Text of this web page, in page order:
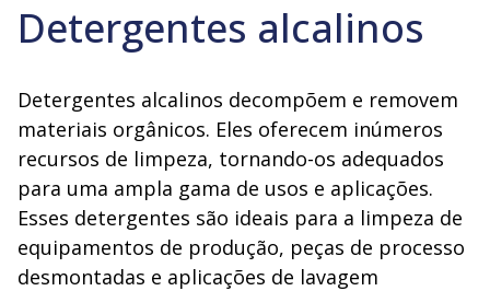
Detergentes alcalinos
Detergentes alcalinos decompõem e removem
materiais orgânicos. Eles oferecem inúmeros
recursos de limpeza, tornando-os adequados
para uma ampla gama de usos e aplicações.
Esses detergentes são ideais para a limpeza de
equipamentos de produção, peças de processo
desmontadas e aplicações de lavagem